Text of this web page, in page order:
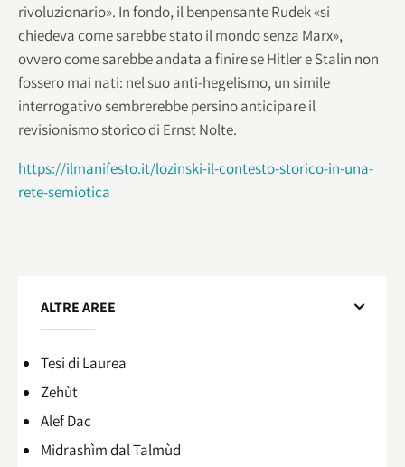
rivoluzionario». In fondo, il benpensante Rudek «si
chiedeva come sarebbe stato il mondo senza Marx»,
ovvero come sarebbe andata a finire se Hitler e Stalin non
fossero mai nati: nel suo anti-hegelismo, un simile
interrogativo sembrerebbe persino anticipare il
revisionismo storico di Ernst Nolte.
https://ilmanifesto.it/lozinski-il-contesto-storico-in-una-
rete-semiotica
ALTRE AREE
Tesi di Laurea
Zehùt
Alef Dac
Midrashìm dal Talmùd